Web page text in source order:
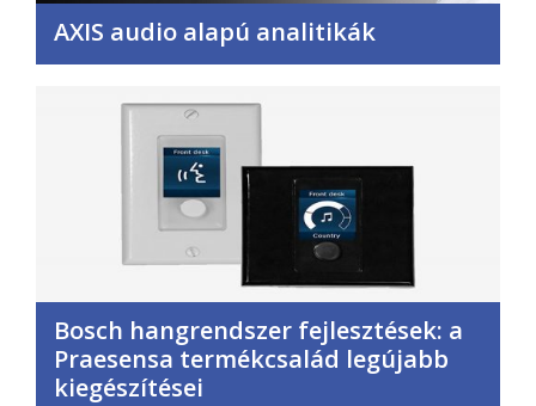
AXIS audio alapú analitikák
Bosch hangrendszer fejlesztések: a
Praesensa termékcsalád legújabb
kiegészítései